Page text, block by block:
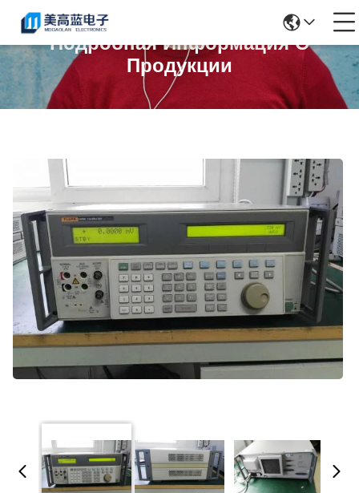
Подробная Информация О
Продукции